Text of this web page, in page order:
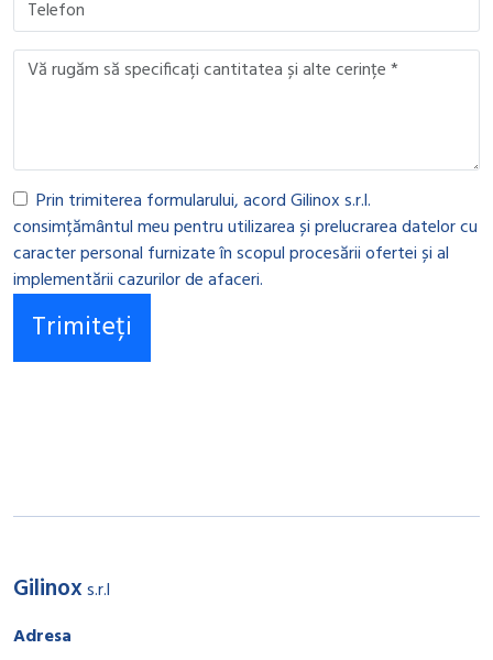
Prin trimiterea formularului, acord Gilinox s.r.l.
consimțământul meu pentru utilizarea și prelucrarea datelor cu
caracter personal furnizate în scopul procesării ofertei și al
implementării cazurilor de afaceri.
Gilinoxs.r.l
Adresa